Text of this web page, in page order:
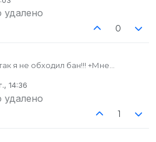
0
я не обходил бан!!! +Мне
скришот в личные
слов инквизи или доктора, не
пожалуйста в теме если вы не
14:36
1